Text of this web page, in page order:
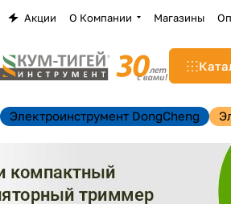
Акции О Компании Магазины
Электроинструмент DongCheng